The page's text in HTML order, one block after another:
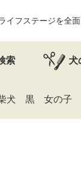
イフステージを全
索 犬
犬 黒 女の子